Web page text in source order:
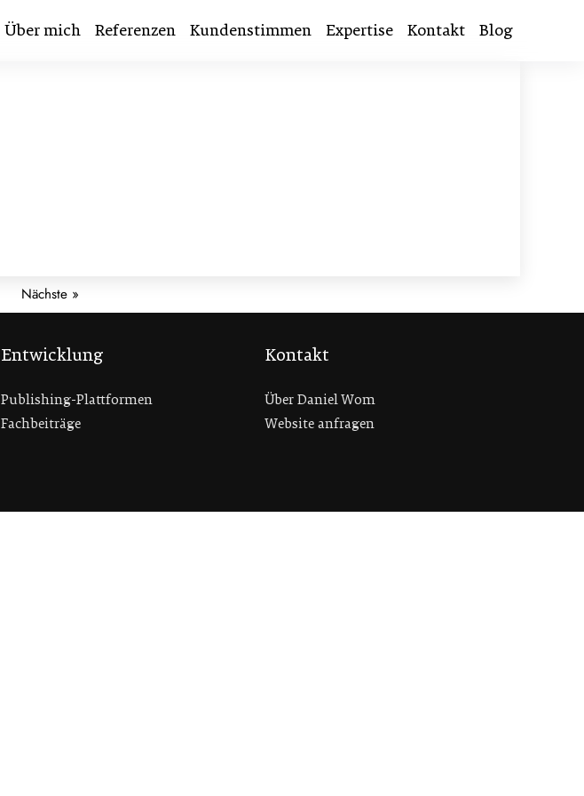
Über mich Referenzen Kundenstimmen Expertise Kontakt Blog
Nächste »
Entwicklung
Publishing-Plattformen
Fachbeiträge
Kontakt
Über Daniel Wom
Website anfragen